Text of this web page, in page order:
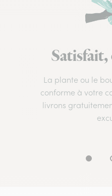
La plante ou le
conforme à votre
livrons